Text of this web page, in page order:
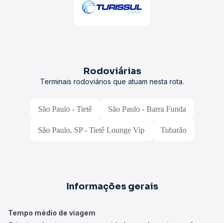
Rodoviárias
Terminais rodoviários que atuam nesta rota.
São Paulo - Tietê São Paulo - Barra Funda
São Paulo, SP - Tietê Lounge Vip Tubarão
Informações gerais
Tempo médio de viagem